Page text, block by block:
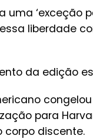
‘exceção
liberdade
da edição
para
corpo discente.